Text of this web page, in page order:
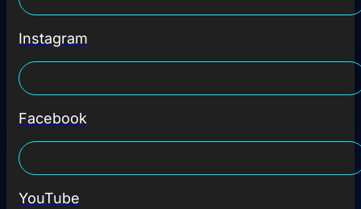
Instagram
Facebook
YouTube